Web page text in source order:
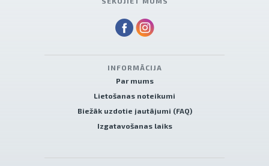
INFORMĀCIJA
Par mums
Lietošanas noteikumi
Biežāk uzdotie jautājumi (FAQ)
Izgatavošanas laiks